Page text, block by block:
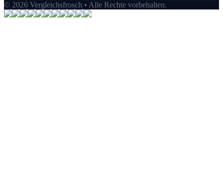
© 2026 Vergleichsfrosch • Alle Rechte vorbehalten.